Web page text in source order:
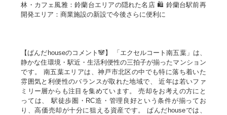
林・カフェ風雅：鈴蘭台エリアの隠れた名店 🛍️ 鈴蘭台駅前再
開発エリア：商業施設の新設で今後さらに便利に
【ぱんだhouseのコメント🐼】 「エクセルコート南五葉」は、
静かな住環境・駅近・生活利便性の三拍子が揃ったマンション
です。 南五葉エリアは、神戸市北区の中でも特に落ち着いた
雰囲気と利便性のバランスが取れた地域で、 近年は若いファ
ミリー層からも注目を集めています。 売却をお考えの方にと
っては、 駅徒歩圏・RC造・管理良好という条件が揃ってお
り、高価売却が十分に狙える資産です。 ぱんだhouseでは、